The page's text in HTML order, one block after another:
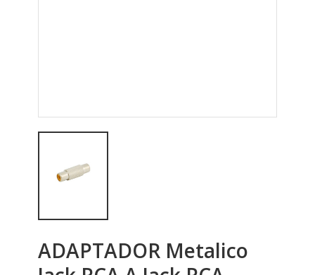
ADAPTADOR Metalico
Jack RCA A Jack RCA